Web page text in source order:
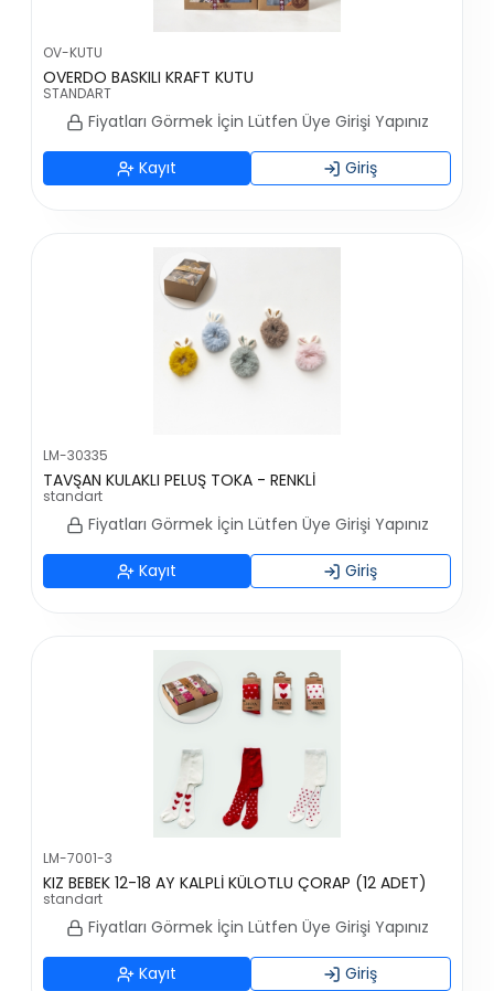
OV-KUTU
OVERDO BASKILI KRAFT KUTU
STANDART
Fiyatları Görmek İçin Lütfen Üye Girişi Yapınız
Kayıt Giriş
LM-30335
TAVŞAN KULAKLI PELUŞ TOKA - RENKLİ
standart
Fiyatları Görmek İçin Lütfen Üye Girişi Yapınız
Kayıt Giriş
LM-7001-3
KIZ BEBEK 12-18 AY KALPLİ KÜLOTLU ÇORAP (12 ADET)
standart
Fiyatları Görmek İçin Lütfen Üye Girişi Yapınız
Kayıt Giriş